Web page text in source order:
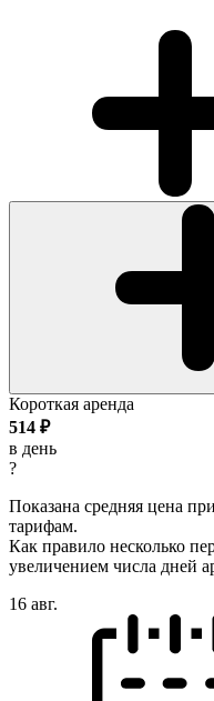
Короткая аренда
514 ₽
в день
?
Показана средняя цена
тарифам.
Как правило несколько
увеличением числа дней
16 авг.